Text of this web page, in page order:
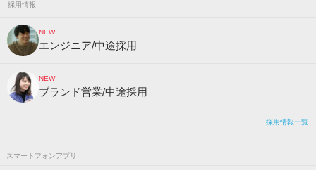
採用情報
NEW
エンジニア/中途採用
NEW
ブランド営業/中途採用
採用情報一覧
スマートフォンアプリ